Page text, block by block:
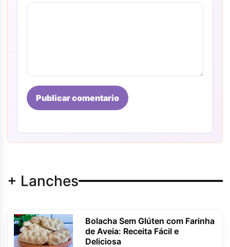
Publicar comentario
+ Lanches
Bolacha Sem Glúten com Farinha
de Aveia: Receita Fácil e
Deliciosa